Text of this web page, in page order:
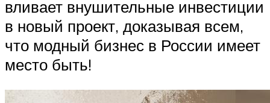
вливает внушительные инвестиции
в новый проект, доказывая всем,
что модный бизнес в России имеет
место быть!